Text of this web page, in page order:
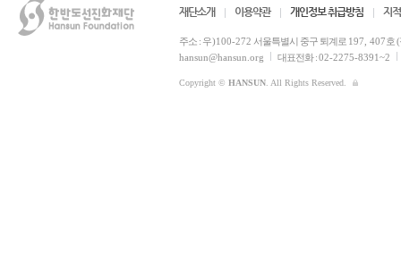
재단소개 이용약관 개인정보 취급방침 지
주소 : 우)100-272 서울특별시 중구 퇴계로 197, 407호
hansun@hansun.org
대표전화 :02-2275-8391~2
Copyright © HANSUN . All Rights Reserved.